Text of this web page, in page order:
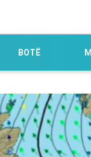
BOTË